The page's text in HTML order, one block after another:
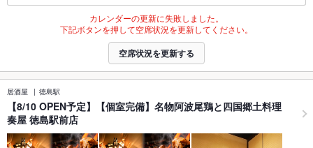
カレンダーの更新に失敗しました。
下記ボタンを押して空席状況を更新してください。
空席状況を更新する
居酒屋 徳島駅
【8/10 OPEN予定】【個室完備】名物阿波尾鶏と四国郷土料理
奏屋 徳島駅前店